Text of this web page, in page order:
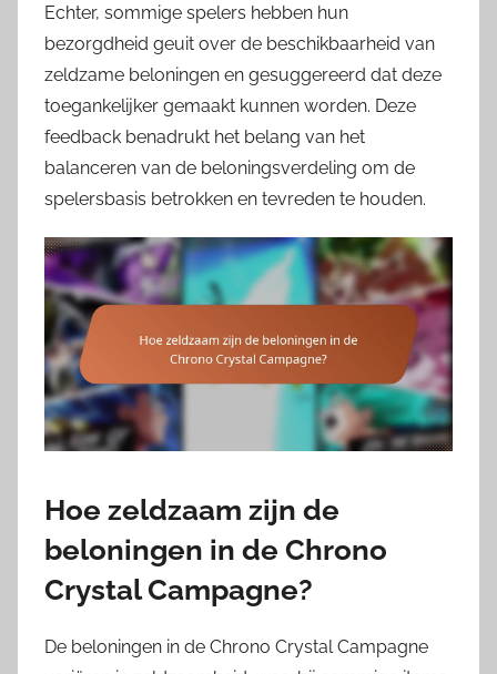
Echter, sommige spelers hebben hun
bezorgdheid geuit over de beschikbaarheid van
zeldzame beloningen en gesuggereerd dat deze
toegankelijker gemaakt kunnen worden. Deze
feedback benadrukt het belang van het
balanceren van de beloningsverdeling om de
spelersbasis betrokken en tevreden te houden.
Hoe zeldzaam zijn de
beloningen in de Chrono
Crystal Campagne?
De beloningen in de Chrono Crystal Campagne